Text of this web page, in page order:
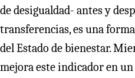
de desigualdad- antes y
transferencias, es una
del Estado de bienestar.
mejora este indicador en